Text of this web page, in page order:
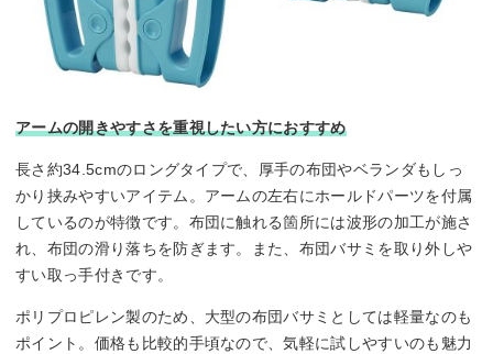
アームの開きやすさを重視したい方におすすめ
長さ約34.5cmのロングタイプで、厚手の布団やベランダもしっ
かり挟みやすいアイテム。アームの左右にホールドパーツを付属
しているのが特徴です。布団に触れる箇所には波形の加工が施さ
れ、布団の滑り落ちを防ぎます。また、布団バサミを取り外しや
すい取っ手付きです。
ポリプロピレン製のため、大型の布団バサミとしては軽量なのも
ポイント。価格も比較的手頃なので、気軽に試しやすいのも魅力